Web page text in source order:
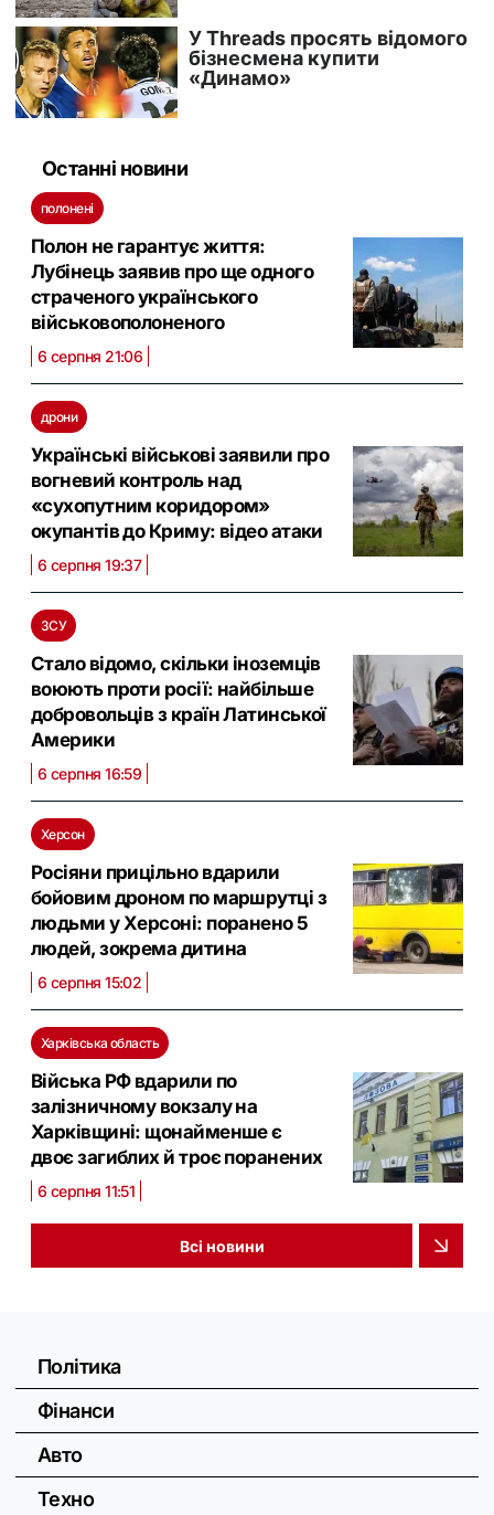
Останні новини
полонені
Полон не гарантує життя:
Лубінець заявив про ще одного
страченого українського
військовополоненого
6 серпня 21:06
дрони
Українські військові заявили про
вогневий контроль над
«сухопутним коридором»
окупантів до Криму: відео атаки
6 серпня 19:37
ЗСУ
Стало відомо, скільки іноземців
воюють проти росії: найбільше
добровольців з країн Латинської
Америки
6 серпня 16:59
Херсон
Росіяни прицільно вдарили
бойовим дроном по маршрутці з
людьми у Херсоні: поранено 5
людей, зокрема дитина
6 серпня 15:02
Харківська область
Війська РФ вдарили по
залізничному вокзалу на
Харківщині: щонайменше є
двоє загиблих й троє поранених
6 серпня 11:51
Всі новини
Політика
Фінанси
Авто
Техно